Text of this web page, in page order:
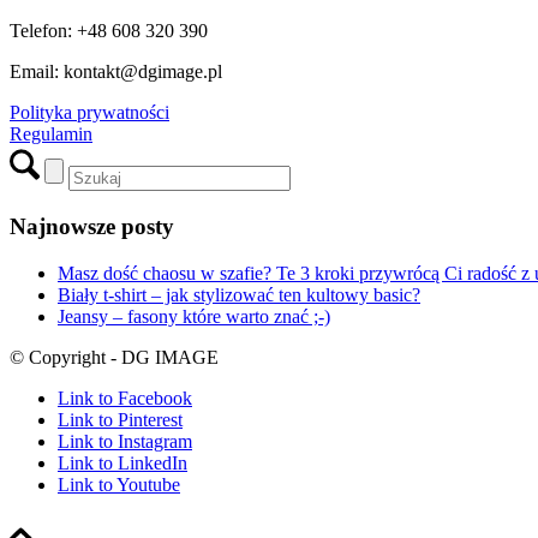
Telefon: +48 608 320 390
Email: kontakt@dgimage.pl
Polityka prywatności
Regulamin
Najnowsze posty
Masz dość chaosu w szafie? Te 3 kroki przywrócą Ci radość z
Biały t-shirt – jak stylizować ten kultowy basic?
Jeansy – fasony które warto znać ;-)
© Copyright - DG IMAGE
Link to Facebook
Link to Pinterest
Link to Instagram
Link to LinkedIn
Link to Youtube